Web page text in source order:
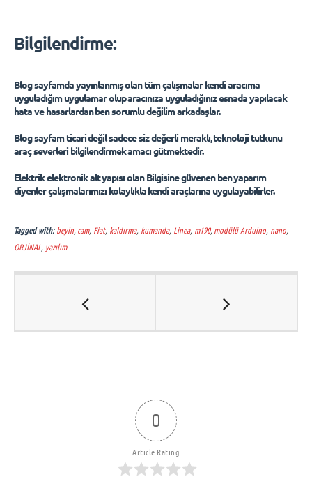
Bilgilendirme:
Blog sayfamda yayınlanmış olan tüm çalışmalar kendi aracıma
uyguladığım uygulamar olup aracınıza uyguladığınız esnada yapılacak
hata ve hasarlardan ben sorumlu değilim arkadaşlar.
‌Blog sayfam ticari değil sadece siz değerli meraklı, teknoloji tutkunu
araç severleri bilgilendirmek amacı gütmektedir.
‌Elektrik elektronik alt yapısı olan Bilgisine güvenen ben yaparım
diyenler çalışmalarımızı kolaylıkla kendi araçlarına uygulayabilirler.
Tagged with: beyin, cam, Fiat, kaldırma, kumanda, Linea, m190, modülü Arduino, nano,
ORJİNAL, yazılım
0
Article Rating